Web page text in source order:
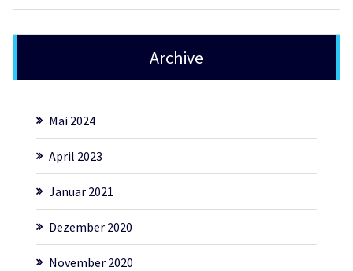
Archive
Mai 2024
April 2023
Januar 2021
Dezember 2020
November 2020